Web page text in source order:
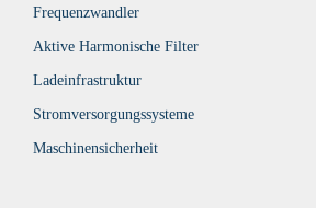
Frequenzwandler
Aktive Harmonische Filter
Ladeinfrastruktur
Stromversorgungssysteme
Maschinensicherheit